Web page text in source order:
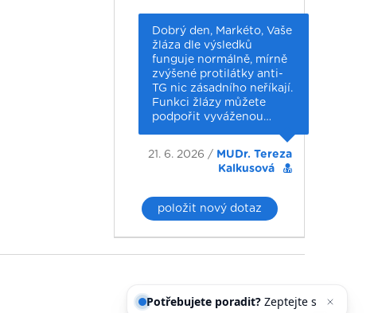
Dobrý den, Markéto, Vaše
žláza dle výsledků
funguje normálně, mírně
zvýšené protilátky anti-
TG nic zásadního neříkají.
Funkci žlázy můžete
podpořit vyváženou…
21. 6. 2026 / MUDr. Tereza
Kalkusová
položit nový dotaz
se našeho asiste